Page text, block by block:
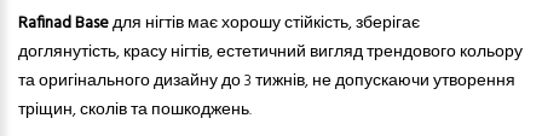
Rafinad Baseдля нігтів має хорошу стійкість, зберігає
доглянутість, красу нігтів, естетичний вигляд трендового кольору
та оригінального дизайну до 3 тижнів, не допускаючи утворення
тріщин, сколів та пошкоджень.